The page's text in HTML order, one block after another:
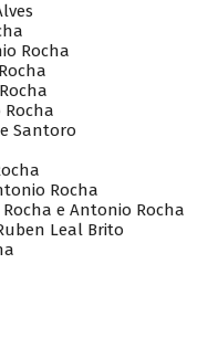
Rocha
Santoro
Rocha
e Antonio Rocha
Leal Brito